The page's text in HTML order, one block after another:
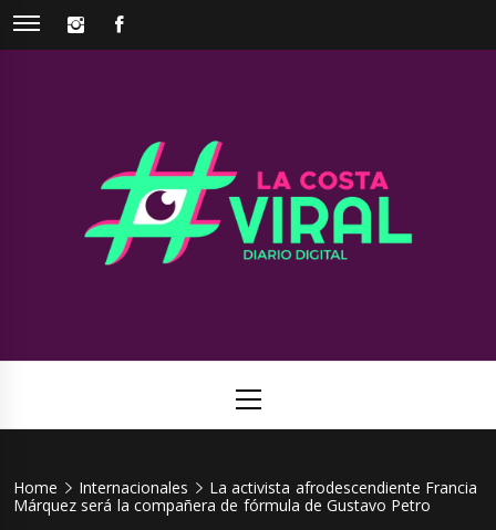
Skip
INSTAGRAM
Viral
Menu
Home Internacionales
La activista afrodescendiente Francia
Márquez será la compañera de fórmula de Gustavo Petro